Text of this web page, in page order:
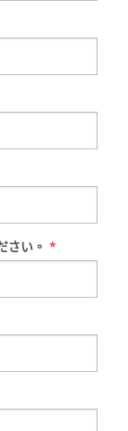
さい。 *